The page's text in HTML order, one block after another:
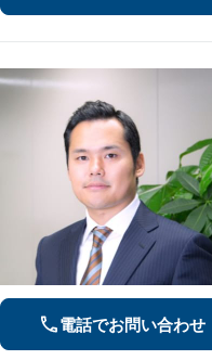
電話でお問い合わせ